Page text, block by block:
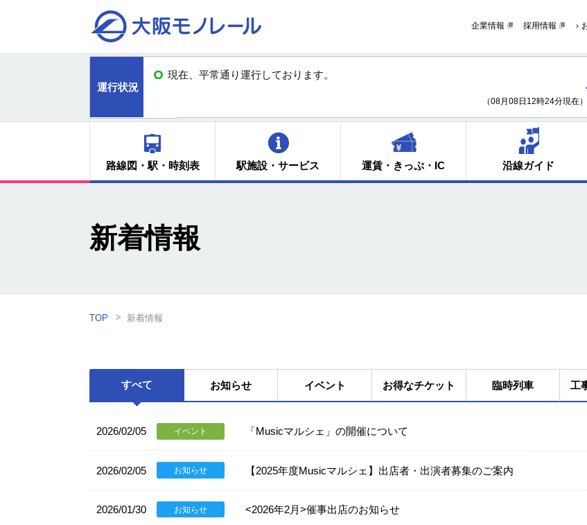
企業情報 採用情報
運行状況
現在、平常通り運行しております。
（08月08日12時24分現在）
路線図・駅・時刻表 駅施設・サービス 運賃・きっぷ・IC 沿線ガイド
新着情報
TOP 新着情報
すべて
2026/02/05 イベント 「Musicマルシェ」の開催について
2026/02/05 お知らせ 【2025年度Musicマルシェ】出店者・出演者募集のご案内
2026/01/30 お知らせ <2026年2月>催事出店のお知らせ
お知らせ イベント お得なチケット 臨時列車 工